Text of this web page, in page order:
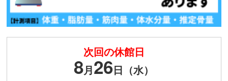
次回の休館日
8月26日（水）